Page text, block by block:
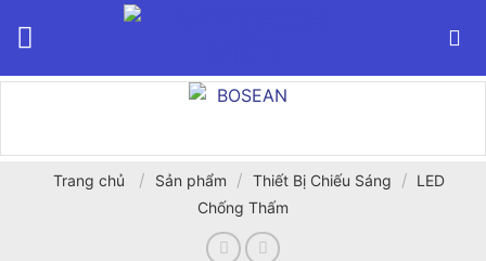
Trang chủ / Sản phẩm / Thiết Bị Chiếu Sáng / LED
Chống Thấm